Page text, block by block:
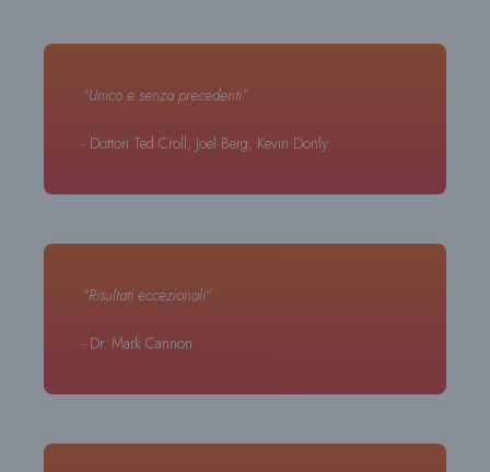
“Unico e senza precedenti”
- Dottori Ted Croll, Joel Berg, Kevin Donly
“Risultati eccezionali”
- Dr. Mark Cannon